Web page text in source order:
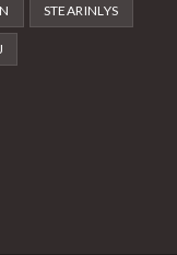
STEARINLYS